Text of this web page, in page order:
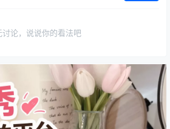
讨论，说说你的看法吧